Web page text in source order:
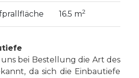
16.5 m2
bei Bestellung die Art des
da sich die Einbautiefe